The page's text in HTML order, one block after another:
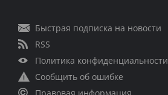
Быстрая подписка на новости
RSS
Политика конфиденциальности
Сообщить об ошибке